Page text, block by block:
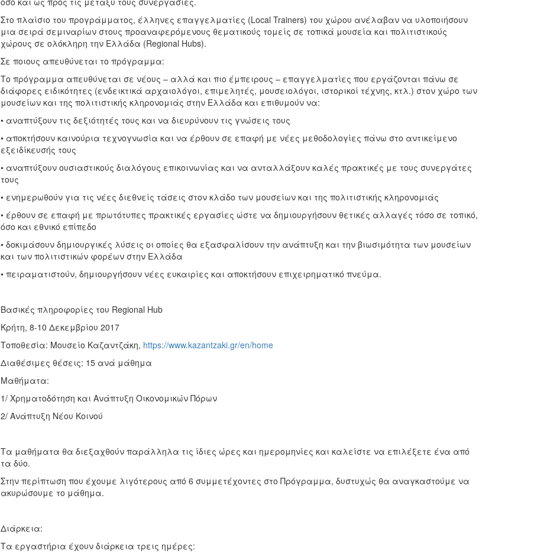
Στο πλαίσιο του προγράμματος, έλληνες επαγγελματίες (Local Trainers) του χώρου ανέλαβαν να υλοποιήσουν
μια σειρά σεμιναρίων στους προαναφερόμενους θεματικούς τομείς σε τοπικά μουσεία και πολιτιστικούς
χώρους σε ολόκληρη την Ελλάδα (Regional Hubs).
Σε ποιους απευθύνεται το πρόγραμμα:
Το πρόγραμμα απευθύνεται σε νέους – αλλά και πιο έμπειρους – επαγγελματίες που εργάζονται πάνω σε
διάφορες ειδικότητες (ενδεικτικά αρχαιολόγοι, επιμελητές, μουσειολόγοι, ιστορικοί τέχνης, κτλ.) στον χώρο των
μουσείων και της πολιτιστικής κληρονομιάς στην Ελλάδα και επιθυμούν να:
• αναπτύξουν τις δεξιότητές τους και να διευρύνουν τις γνώσεις τους
• αποκτήσουν καινούρια τεχνογνωσία και να έρθουν σε επαφή με νέες μεθοδολογίες πάνω στο αντικείμενο
εξειδίκευσής τους
• αναπτύξουν ουσιαστικούς διαλόγους επικοινωνίας και να ανταλλάξουν καλές πρακτικές με τους συνεργάτες
τους
• ενημερωθούν για τις νέες διεθνείς τάσεις στον κλάδο των μουσείων και της πολιτιστικής κληρονομιάς
• έρθουν σε επαφή με πρωτότυπες πρακτικές εργασίες ώστε να δημιουργήσουν θετικές αλλαγές τόσο σε τοπικό,
όσο και εθνικό επίπεδο
• δοκιμάσουν δημιουργικές λύσεις οι οποίες θα εξασφαλίσουν την ανάπτυξη και την βιωσιμότητα των μουσείων
και των πολιτιστικών φορέων στην Ελλάδα
• πειραματιστούν, δημιουργήσουν νέες ευκαιρίες και αποκτήσουν επιχειρηματικό πνεύμα.
Βασικές πληροφορίες του Regional Hub
Κρήτη, 8-10 Δεκεμβρίου 2017
Τοποθεσία: Μουσείο Καζαντζάκη, https://www.kazantzaki.gr/en/home
Διαθέσιμες θέσεις: 15 ανά μάθημα
Μαθήματα:
1/ Χρηματοδότηση και Ανάπτυξη Οικονομικών Πόρων
2/ Ανάπτυξη Νέου Κοινού
Τα μαθήματα θα διεξαχθούν παράλληλα τις ίδιες ώρες και ημερομηνίες και καλείστε να επιλέξετε ένα από
τα δύο.
Στην περίπτωση που έχουμε λιγότερους από 6 συμμετέχοντες στο Πρόγραμμα, δυστυχώς θα αναγκαστούμε να
ακυρώσουμε το μάθημα.
Διάρκεια:
Τα εργαστήρια έχουν διάρκεια τρεις ημέρες: